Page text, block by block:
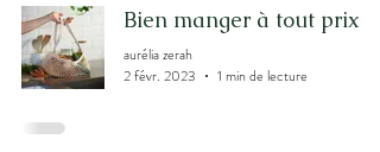
Bien manger à tout prix
aurélia zerah
2 févr. 2023
1 min de lecture